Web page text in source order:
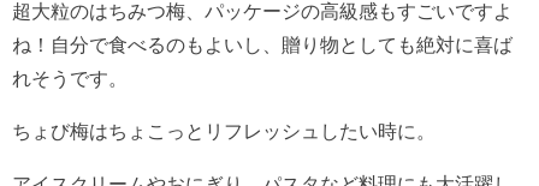
超大粒のはちみつ梅、パッケージの高級感もすごいですよ
ね！自分で食べるのもよいし、贈り物としても絶対に喜ば
れそうです。
ちょび梅はちょこっとリフレッシュしたい時に。